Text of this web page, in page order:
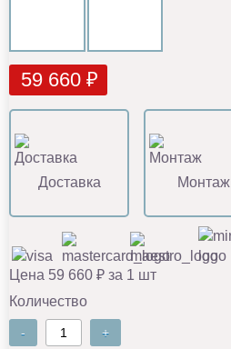
59 660 ₽
Доставка Монтаж
Цена 59 660 ₽ за 1 шт
Количество
- +